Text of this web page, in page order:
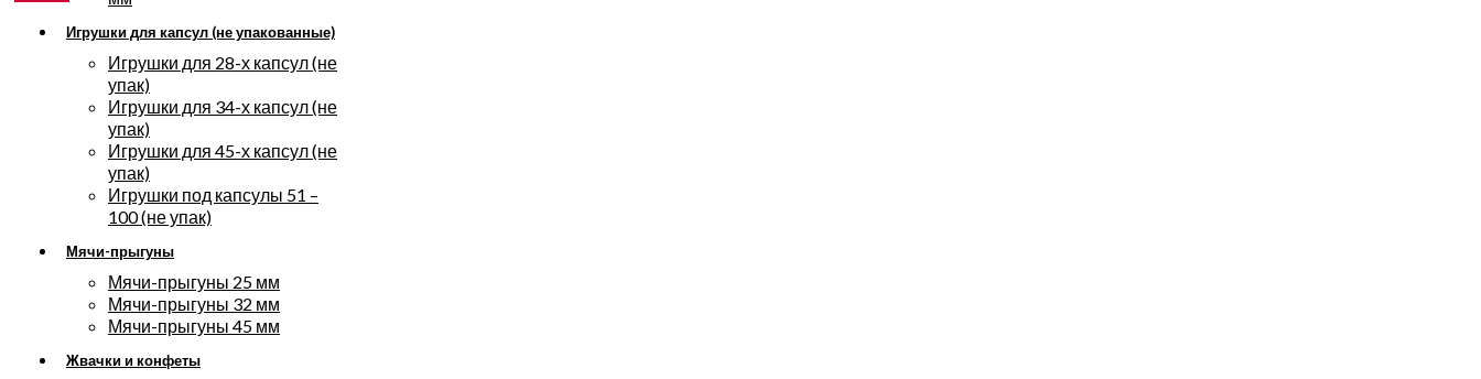
Игрушки для капсул (не упакованные)
Игрушки для 28-х капсул (не
упак)
Игрушки для 34-х капсул (не
упак)
Игрушки для 45-х капсул (не
упак)
Игрушки под капсулы 51 –
100 (не упак)
Мячи-прыгуны
Мячи-прыгуны 25 мм
Мячи-прыгуны 32 мм
Мячи-прыгуны 45 мм
Жвачки и конфеты